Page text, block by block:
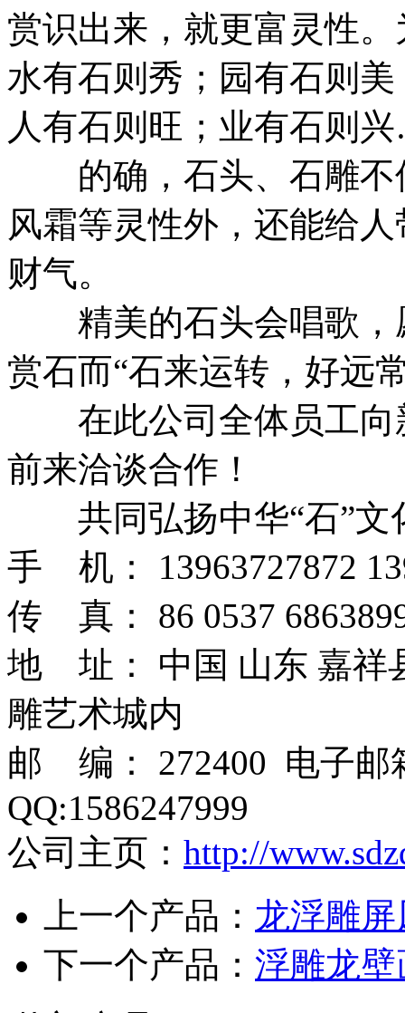
赏识出来，就更富灵性
水有石则秀；园有石则
人有石则旺；业有石则
的确，石头、石雕不
风霜等灵性外，还能给
财气。
精美的石头会唱歌，
赏石而“石来运转，好远
在此公司全体员工向
前来洽谈合作！
共同弘扬中华“石”文
手 机： 13963727872
传 真： 86 0537
地 址： 中国 山东 嘉祥
雕艺术城内
邮 编： 272400 电子邮
QQ:1586247999
公司主页： http://
上一个产品： 龙浮雕
下一个产品： 浮雕龙